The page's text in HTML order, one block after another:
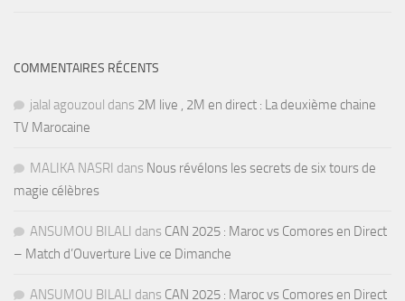
COMMENTAIRES RÉCENTS
jalal agouzoul dans 2M live , 2M en direct : La deuxième chaine
TV Marocaine
MALIKA NASRI dans Nous révélons les secrets de six tours de
magie célèbres
ANSUMOU BILALI dans CAN 2025 : Maroc vs Comores en Direct
– Match d’Ouverture Live ce Dimanche
ANSUMOU BILALI dans CAN 2025 : Maroc vs Comores en Direct